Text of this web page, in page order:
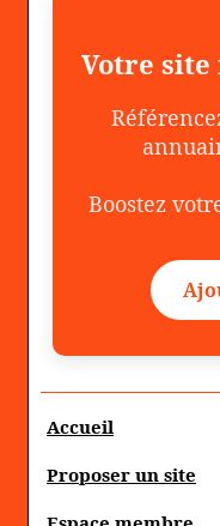
Votre
Boostez
Accueil
Proposer un site